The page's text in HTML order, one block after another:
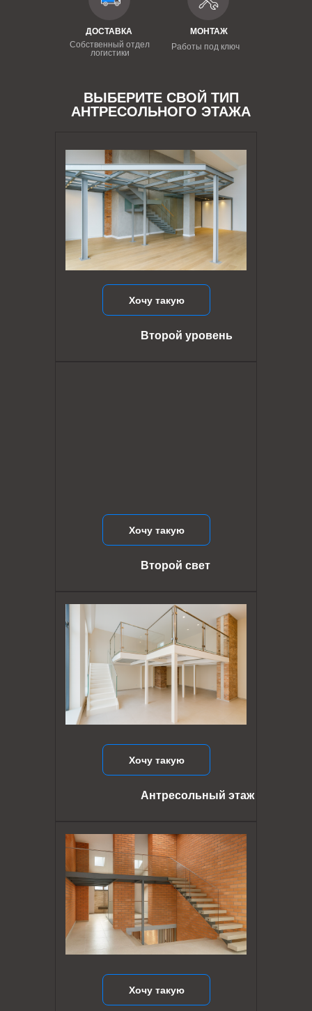
ДОСТАВКА
Собственный отдел
логистики
МОНТАЖ
Работы под ключ
ВЫБЕРИТЕ СВОЙ ТИП
АНТРЕСОЛЬНОГО ЭТАЖА
Хочу такую
Хочу такую
Антресольный этаж
Хочу такую
Второй свет
Хочу такую
Второй уровень